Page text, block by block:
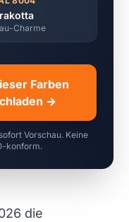
Charme
Farben
→
Vorschau. Keine
konform.
die